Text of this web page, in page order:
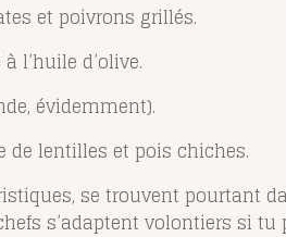
et poivrons grillés.
l’huile d’olive.
évidemment).
de lentilles et pois chiches.
se trouvent pourtant
s’adaptent volontiers si tu